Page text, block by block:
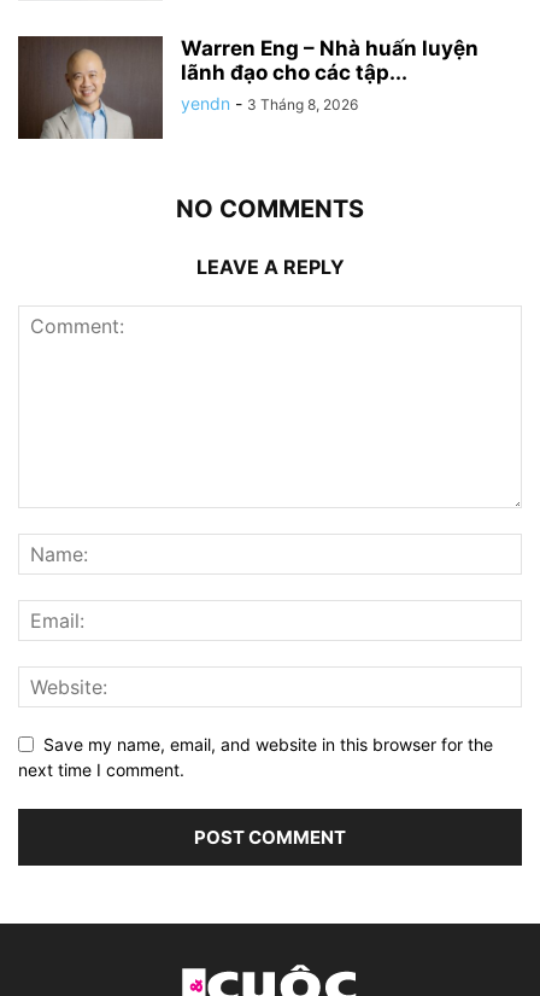
Warren Eng – Nhà huấn luyện
lãnh đạo cho các tập...
yendn - 3 Tháng 8, 2026
NO COMMENTS
LEAVE A REPLY
Save my name, email, and website in this browser for the
next time I comment.